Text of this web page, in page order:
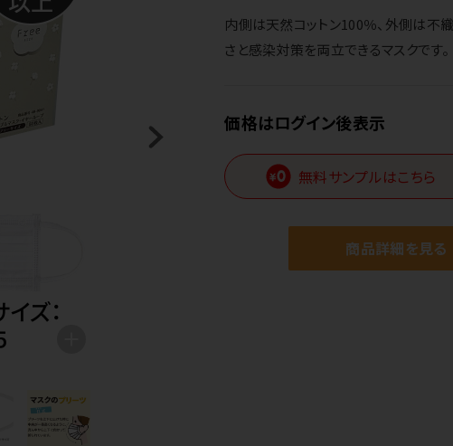
内側は天然コットン100％、外側は不
さと感染対策を両立できるマスクです。
価格はログイン後表示
無料サンプルはこちら
商品詳細を見る